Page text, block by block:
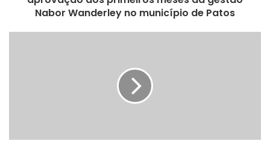
Nabor Wanderley no município de Patos